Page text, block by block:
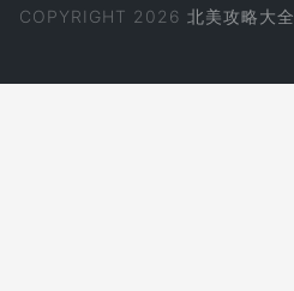
COPYRIGHT 2026 北美攻略大全